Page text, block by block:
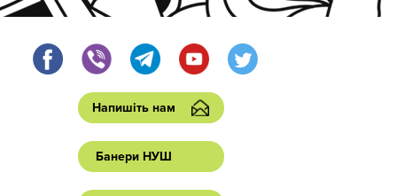
Напишіть нам
Банери НУШ